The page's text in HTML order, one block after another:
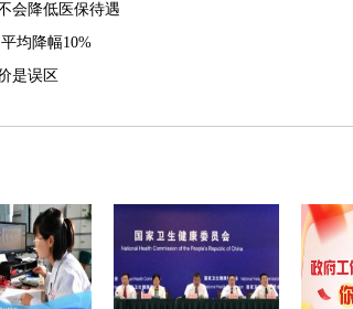
会降低医保待遇
均降幅10%
是误区